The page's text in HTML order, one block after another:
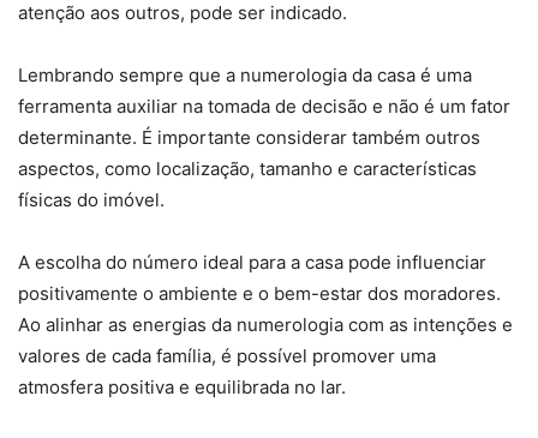
atenção aos outros, pode ser indicado.
Lembrando sempre que a numerologia da casa é uma
ferramenta auxiliar na tomada de decisão e não é um fator
determinante. É importante considerar também outros
aspectos, como localização, tamanho e características
físicas do imóvel.
A escolha do número ideal para a casa pode influenciar
positivamente o ambiente e o bem-estar dos moradores.
Ao alinhar as energias da numerologia com as intenções e
valores de cada família, é possível promover uma
atmosfera positiva e equilibrada no lar.